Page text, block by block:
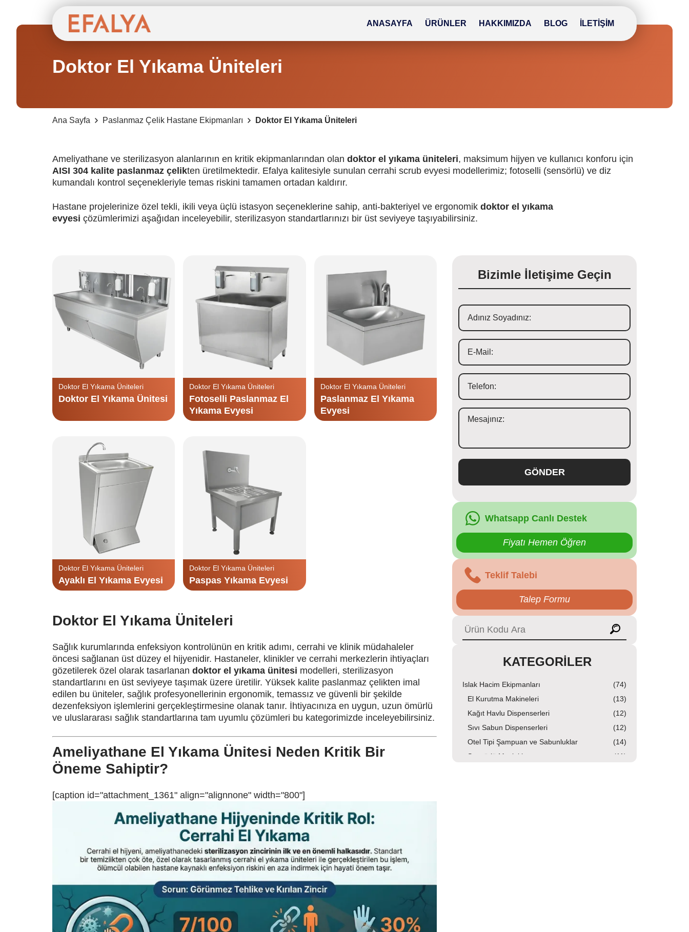
ANASAYFA ÜRÜNLER HAKKIMIZDA BLOG İLETIŞIM
Doktor El Yıkama Üniteleri
Ana Sayfa Paslanmaz Çelik Hastane Ekipmanları Doktor El Yıkama Üniteleri
Ameliyathane ve sterilizasyon alanlarının en kritik ekipmanlarından olan doktor el yıkama üniteleri, maksimum hijyen ve kullanıcı konforu için
AISI 304 kalite paslanmaz çelikten üretilmektedir. Efalya kalitesiyle sunulan cerrahi scrub evyesi modellerimiz; fotoselli (sensörlü) ve diz
kumandalı kontrol seçenekleriyle temas riskini tamamen ortadan kaldırır.
Hastane projelerinize özel tekli, ikili veya üçlü istasyon seçeneklerine sahip, anti-bakteriyel ve ergonomik doktor el yıkama
evyesi çözümlerimizi aşağıdan inceleyebilir, sterilizasyon standartlarınızı bir üst seviyeye taşıyabilirsiniz.
Doktor El Yıkama Üniteleri
Doktor El Yıkama Ünitesi
Doktor El Yıkama Üniteleri
Fotoselli Paslanmaz El
Yıkama Evyesi
Doktor El Yıkama Üniteleri
Paslanmaz El Yıkama
Evyesi
Doktor El Yıkama Üniteleri
Ayaklı El Yıkama Evyesi
Doktor El Yıkama Üniteleri
Paspas Yıkama Evyesi
Doktor El Yıkama Üniteleri
Sağlık kurumlarında enfeksiyon kontrolünün en kritik adımı, cerrahi ve klinik müdahaleler
öncesi sağlanan üst düzey el hijyenidir. Hastaneler, klinikler ve cerrahi merkezlerin ihtiyaçları
gözetilerek özel olarak tasarlanan doktor el yıkama ünitesi modelleri, sterilizasyon
standartlarını en üst seviyeye taşımak üzere üretilir. Yüksek kalite paslanmaz çelikten imal
edilen bu üniteler, sağlık profesyonellerinin ergonomik, temassız ve güvenli bir şekilde
dezenfeksiyon işlemlerini gerçekleştirmesine olanak tanır. İhtiyacınıza en uygun, uzun ömürlü
ve uluslararası sağlık standartlarına tam uyumlu çözümleri bu kategorimizde inceleyebilirsiniz.
Ameliyathane El Yıkama Ünitesi Neden Kritik Bir
Öneme Sahiptir?
[caption id="attachment_1361" align="alignnone" width="800"]
Bizimle İletişime Geçin
GÖNDER
Whatsapp Canlı Destek
Fiyatı Hemen Öğren
Teklif Talebi
Talep Formu
KATEGORILER
Islak Hacim Ekipmanları
(74)
El Kurutma Makineleri
(13)
Kağıt Havlu Dispenserleri
(12)
Sıvı Sabun Dispenserleri
(12)
Otel Tipi Şampuan ve Sabunluklar
(14)
Sensörlü Musluklar
(11)